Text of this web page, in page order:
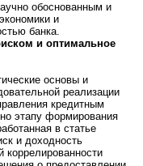
обоснованным и
и
банка.
и оптимальное
основы и
реализации
кредитным
этапу формирования
в статье
и доходность
коррелированности